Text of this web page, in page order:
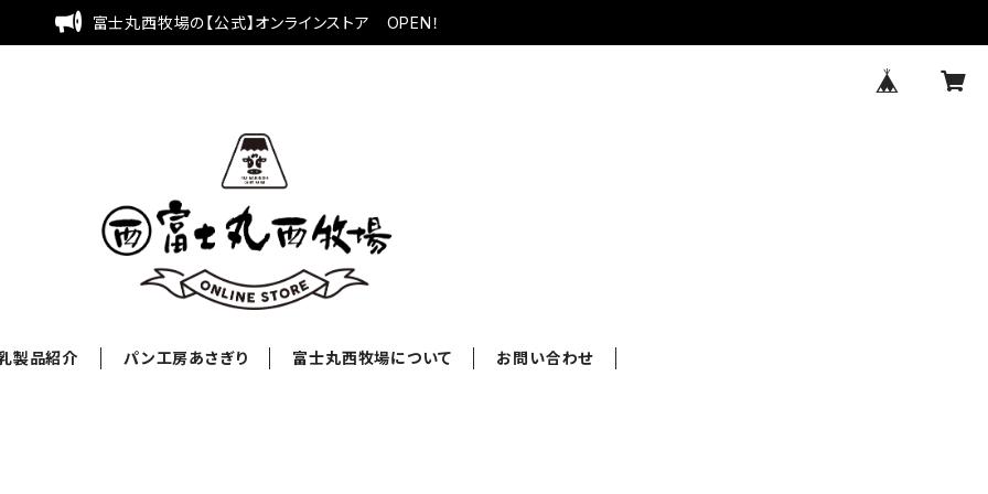
富士丸西牧場の【公式】オンラインストア OPEN！
製品紹介 パン工房あさぎり 富士丸西牧場について お問い合わせ